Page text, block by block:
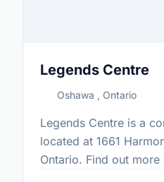
Legends Centre
Oshawa , Ontario
Legends Centre is a
located at 1661
Ontario. Find out